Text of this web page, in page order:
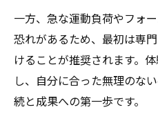
一方、急な運動負荷やフォ
恐れがあるため、最初は専
けることが推奨されます。
し、自分に合った無理のな
続と成果への第一歩です。